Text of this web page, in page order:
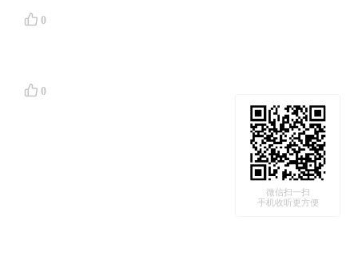
0
0
微信扫一扫
手机收听更方便